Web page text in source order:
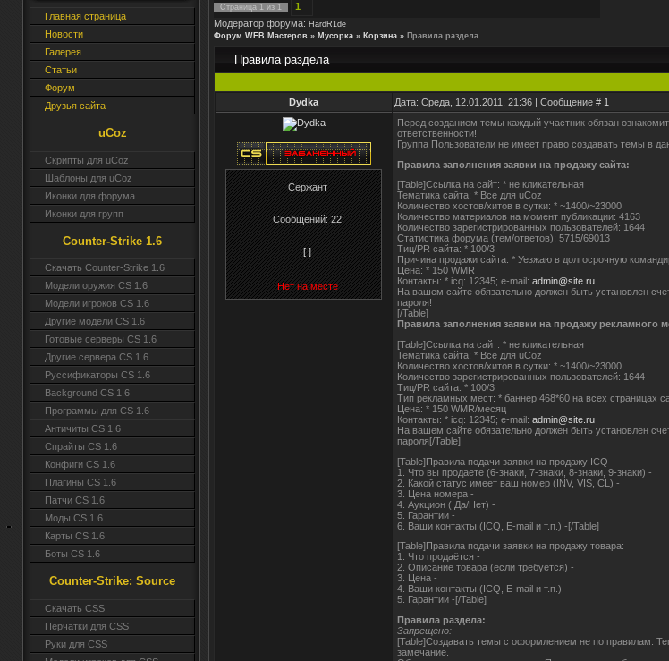
Главная страница
Новости
Галерея
Статьи
Форум
Друзья сайта
uCoz
Скрипты для uCoz
Шаблоны для uCoz
Иконки для форума
Иконки для групп
Counter-Strike 1.6
Скачать Counter-Strike 1.6
Модели оружия CS 1.6
Модели игроков CS 1.6
Другие модели CS 1.6
Готовые серверы CS 1.6
Другие сервера CS 1.6
Руссификаторы CS 1.6
Background CS 1.6
Программы для CS 1.6
Античиты CS 1.6
Спрайты CS 1.6
Конфиги CS 1.6
Плагины CS 1.6
Патчи CS 1.6
Моды CS 1.6
Карты CS 1.6
Боты CS 1.6
Counter-Strike: Source
Cкачать CSS
Перчатки для CSS
Руки для CSS
Страница 1 из 1 1
Модератор форума: HardR1de
Форум WEB Мастеров » Мусорка » Корзина » Правила раздела
Правила раздела
Dydka Дата: Среда, 12.01.2011, 21:36 | Сообщение # 1
Сержант
Сообщений:22
[ ]
Нет на месте
Перед созданием темы каждый участник обязан
ответственности!
Группа Пользователи не имеет право создавать темы в
Правила заполнения заявки на продажу сайта:
[Table]Ссылка на сайт: * не кликательная
Тематика сайта: * Все для uCoz
Количество хостов/хитов в сутки: * ~1400/~23000
Количество материалов на момент публикации: 4163
Количество зарегистрированных пользователей: 1644
Статистика форума (тем/ответов): 5715/69013
Тиц/PR сайта: * 100/3
Причина продажи сайта: * Уезжаю в долгосрочную
Цена: * 150 WMR
Контакты: * icq: 12345; e-mail: admin@site.ru
На вашем сайте обязательно должен быть установлен
пароля!
[/Table]
Правила заполнения заявки на продажу рекламного
[Table]Ссылка на сайт: * не кликательная
Тематика сайта: * Все для uCoz
Количество хостов/хитов в сутки: * ~1400/~23000
Количество зарегистрированных пользователей: 1644
Тиц/PR сайта: * 100/3
Тип рекламных мест: * баннер 468*60 на всех страницах
Цена: * 150 WMR/месяц
Контакты: * icq: 12345; e-mail: admin@site.ru
На вашем сайте обязательно должен быть установлен
пароля[/Table]
[Table]Правила подачи заявки на продажу ICQ
1. Что вы продаете (6-знаки, 7-знаки, 8-знаки, 9-знаки) -
2. Какой статус имеет ваш номер (INV, VIS, CL) -
3. Цена номера -
4. Аукцион ( Да/Нет) -
5. Гарантии -
6. Ваши контакты (ICQ, E-mail и т.п.) -[/Table]
[Table]Правила подачи заявки на продажу товара:
1. Что продаётся -
2. Описание товара (если требуется) -
3. Цена -
4. Ваши контакты (ICQ, E-mail и т.п.) -
5. Гарантии -[/Table]
Правила раздела:
Запрещено:
[Table]Создавать темы с оформлением не по правилам:
замечание.